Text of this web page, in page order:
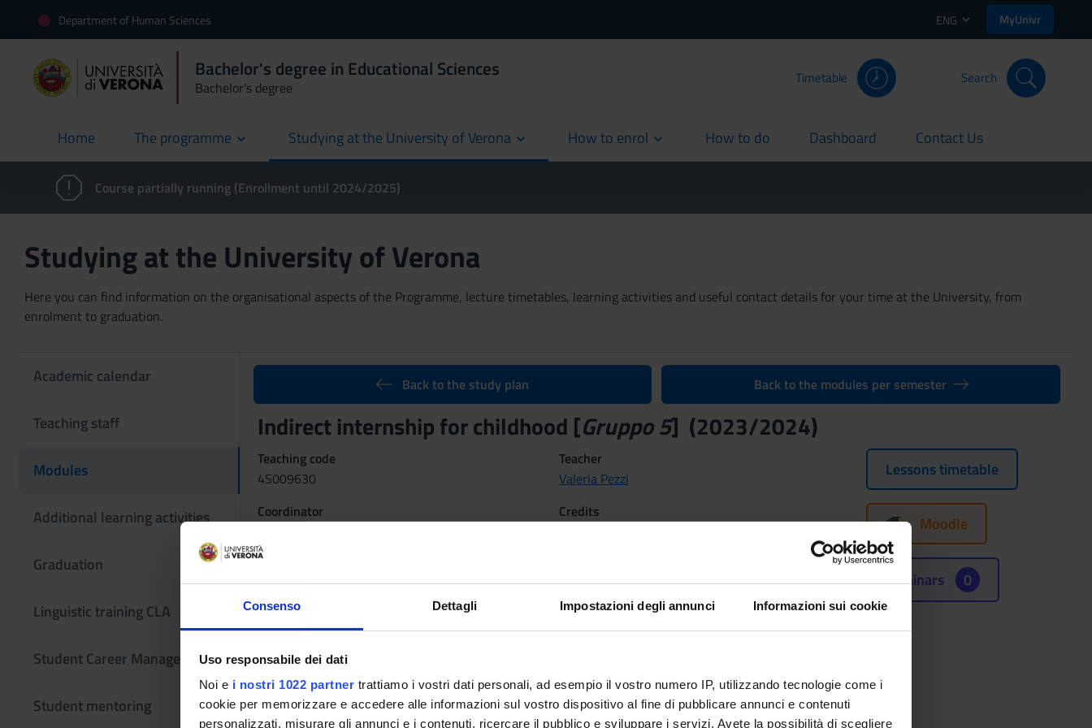
Consenso Dettagli Impostazioni degli annunci Informazioni sui cookie
Uso responsabile dei dati
Noi e i nostri 1022 partner trattiamo i vostri dati personali, ad esempio il vostro numero IP, utilizzando tecnologie come i
cookie per memorizzare e accedere alle informazioni sul vostro dispositivo al fine di pubblicare annunci e contenuti
personalizzati, misurare gli annunci e i contenuti, ricercare il pubblico e sviluppare i servizi. Avete la possibilità di scegliere
Department of Human Sciences ENG MyUnivr
Bachelor's degree in Educational Sciences
Bachelor's degree
Timetable Search
Home
current The programme Studying at the University of Verona How to enrol How to do
current Dashboard
current Contact Us
current
Course partially running (Enrollment until 2024/2025)
Studying at the University of Verona
Here you can find information on the organisational aspects of the Programme, lecture timetables, learning activities and useful contact details for your time at the University, from
enrolment to graduation.
Academic calendar
Teaching staff
Modules
Additional learning activities
Graduation
Linguistic training CLA
Student Career Management
Student mentoring
Back to the study plan Back to the modules per semester
Indirect internship for childhood [Gruppo 5] (2023/2024)
Teaching code
4S009630
Teacher
Valeria Pezzi
Coordinator
Credits
Language
Italian
NN - -
Period
Sem. 1A, Sem. 1B
Courses Single
Not Authorized
Lessons timetable
Moodle
Seminars 0
Learning objectives
Knowledge and understanding
At the end of the workshop, the students will: